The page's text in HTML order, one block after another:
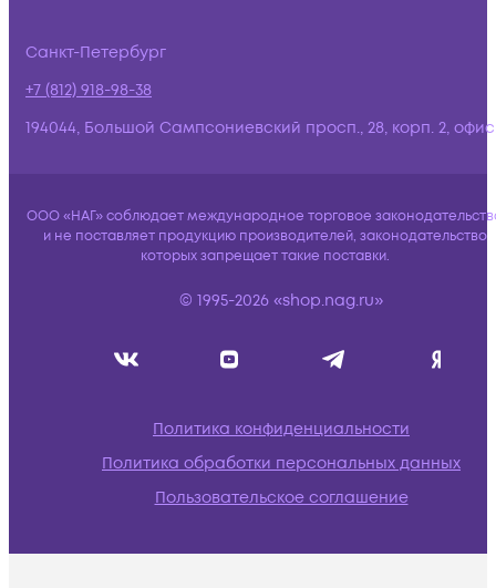
Санкт-Петербург
+7 (812) 918-98-38
194044, Большой Сампсониевский просп., 28, корп. 2,
ООО «НАГ» соблюдает международное торговое
и не поставляет продукцию производителей, законодательство
которых запрещает такие поставки.
© 1995-2026 «shop.nag.ru»
Политика конфиденциальности
Политика обработки персональных данных
Пользовательское соглашение